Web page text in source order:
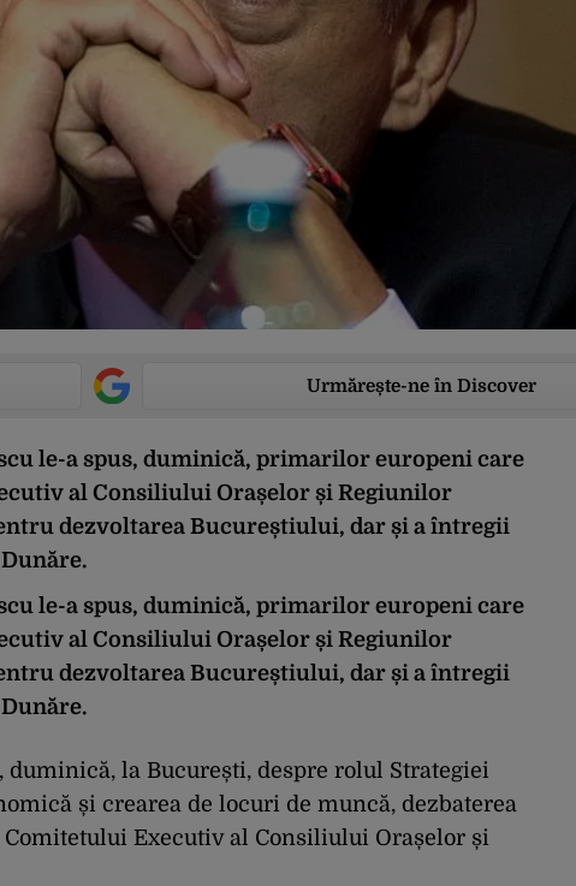
Urmărește-ne în Discover
le-a spus, duminică, primarilor europeni care
al Consiliului Orașelor și Regiunilor
dezvoltarea Bucureștiului, dar și a întregii
le-a spus, duminică, primarilor europeni care
al Consiliului Orașelor și Regiunilor
dezvoltarea Bucureștiului, dar și a întregii
la București, despre rolul Strategiei
și crearea de locuri de muncă, dezbaterea
Executiv al Consiliului Orașelor și